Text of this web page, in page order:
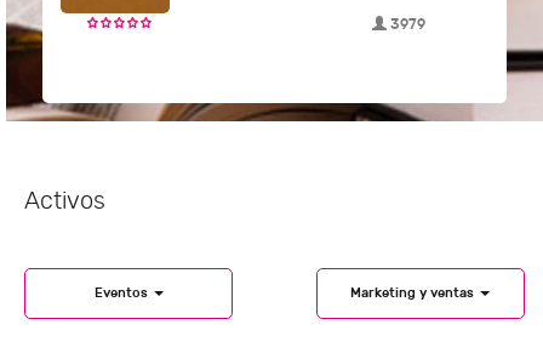
3979
Activos
Eventos Marketing y ventas